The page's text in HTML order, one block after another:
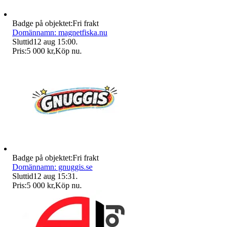
Badge på objektet:Fri frakt
Domännamn: magnetfiska.nu
Sluttid12 aug 15:00.
Pris:5 000 kr,Köp nu.
Badge på objektet:Fri frakt
Domännamn: gnuggis.se
Sluttid12 aug 15:31 .
Pris:5 000 kr,Köp nu.